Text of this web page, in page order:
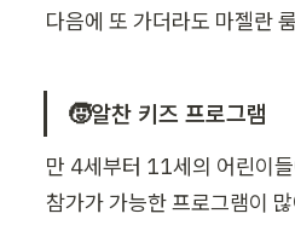
다음에 또 가더라도 마젤란
🧒알찬 키즈 프로그램
만 4세부터 11세의 어린이
참가가 가능한 프로그램이